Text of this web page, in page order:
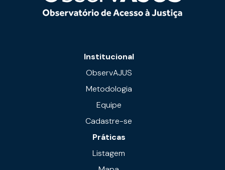
Institucional
ObservAJUS
Metodologia
Equipe
Cadastre-se
Práticas
Listagem